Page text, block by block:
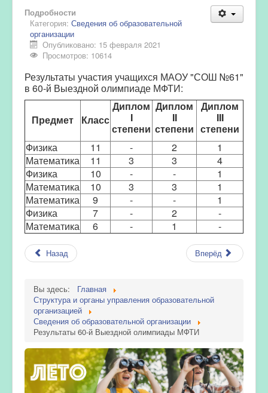
Подробности
Категория: Сведения об образовательной
организации
Опубликовано: 15 февраля 2021
Просмотров: 10614
Результаты участия учащихся МАОУ "СОШ №61"
в 60-й Выездной олимпиаде МФТИ:
Предмет Класс
Диплом
I
степени
Диплом
II
степени
Диплом
III
степени
Физика
11 - 2
1
Математика
11 3 3
4
Физика
10 - -
1
Математика
10 3 3
1
Математика
9 - -
1
Физика
7 - 2
-
Математика
6 - 1 -
Назад Вперёд
Вы здесь:
Главная
Структура и органы управления образовательной
организацией
Сведения об образовательной организации
Результаты 60-й Выездной олимпиады МФТИ